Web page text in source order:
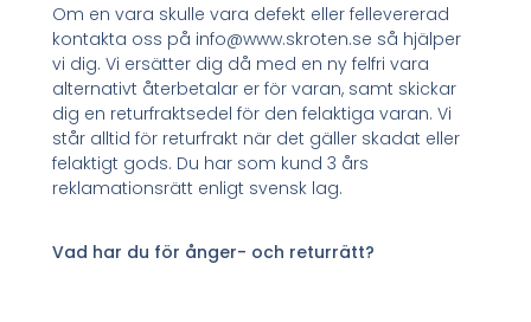
Om en vara skulle vara defekt eller fellevererad
kontakta oss på info@www.skroten.se så hjälper
vi dig. Vi ersätter dig då med en ny felfri vara
alternativt återbetalar er för varan, samt skickar
dig en returfraktsedel för den felaktiga varan. Vi
står alltid för returfrakt när det gäller skadat eller
felaktigt gods. Du har som kund 3 års
reklamationsrätt enligt svensk lag.
Vad har du för ånger- och returrätt?